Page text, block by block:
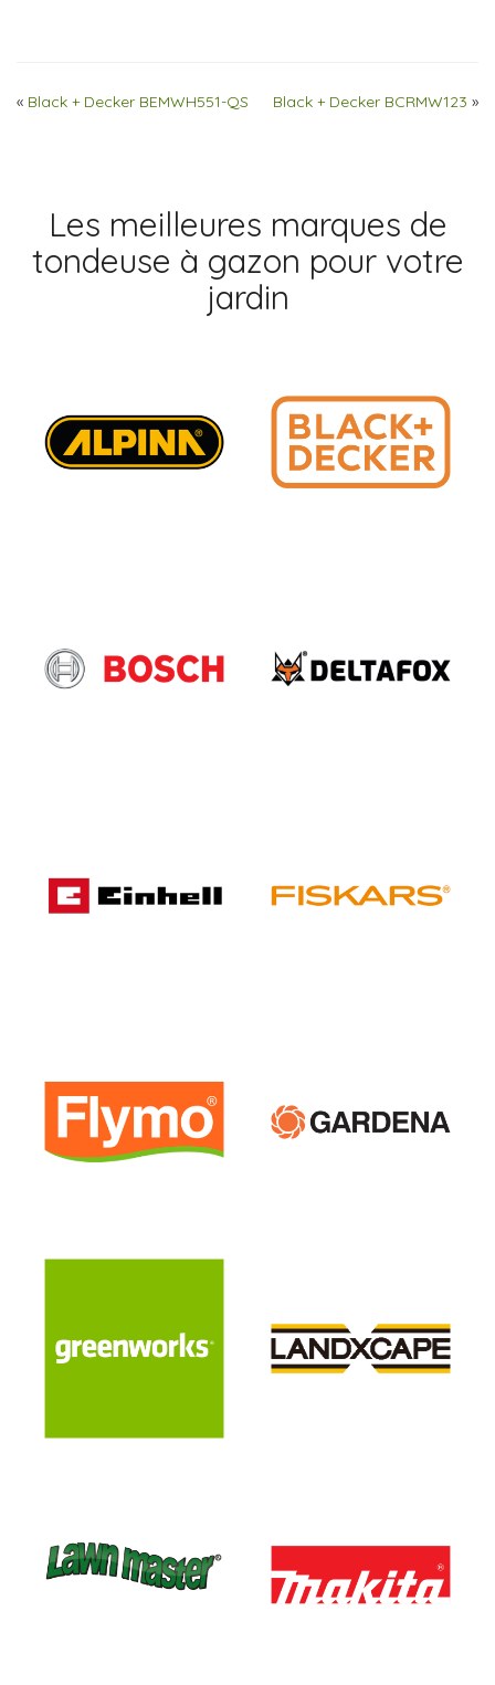
« Black + Decker BEMWH551-QS Black + Decker BCRMW123 »
Les meilleures marques de
tondeuse à gazon pour votre
jardin